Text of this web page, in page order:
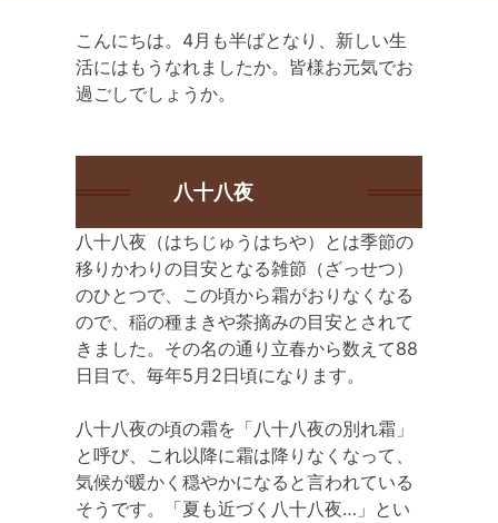
こんにちは。4月も半ばとなり、新しい生
活にはもうなれましたか。皆様お元気でお
過ごしでしょうか。
八十八夜
八十八夜（はちじゅうはちや）とは季節の
移りかわりの目安となる雑節（ざっせつ）
のひとつで、この頃から霜がおりなくなる
ので、稲の種まきや茶摘みの目安とされて
きました。その名の通り立春から数えて88
日目で、毎年5月2日頃になります。
八十八夜の頃の霜を「八十八夜の別れ霜」
と呼び、これ以降に霜は降りなくなって、
気候が暖かく穏やかになると言われている
そうです。「夏も近づく八十八夜…」とい